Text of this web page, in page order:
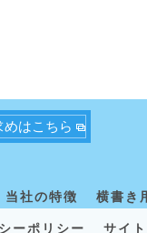
めはこちら
当社の特徴 横書き
ーポリシー サイ